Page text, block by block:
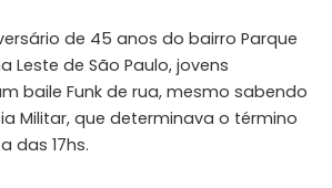
de 45 anos do bairro Parque
Leste de São Paulo, jovens
baile Funk de rua, mesmo sabendo
Militar, que determinava o término
das 17hs.